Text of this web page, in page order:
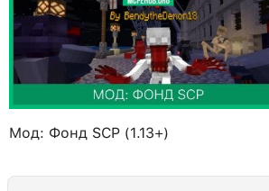
Мод: Фонд SCP (1.13+)